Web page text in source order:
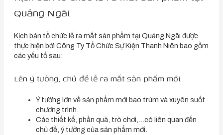
Quảng Ngãi
Kịch bản tổ chức lễ ra mắt sản phẩm tại Quảng Ngãi được
thực hiện bởi Công Ty Tổ Chức Sự Kiện Thanh Niên bao gồm
các yếu tố sau:
Lên ý tưởng, chủ đề lễ ra mắt sản phẩm mới
Ý tưởng lớn về sản phẩm mới bao trùm và xuyên suốt
chương trình.
Các thiết kế, phần quà, trò chơi,…có liên quan đến
chủ đề, ý tưởng của sản phẩm mới.